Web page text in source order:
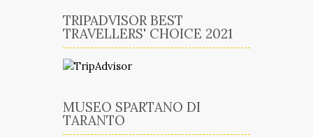
TRIPADVISOR BEST
TRAVELLERS' CHOICE 2021
MUSEO SPARTANO DI
TARANTO